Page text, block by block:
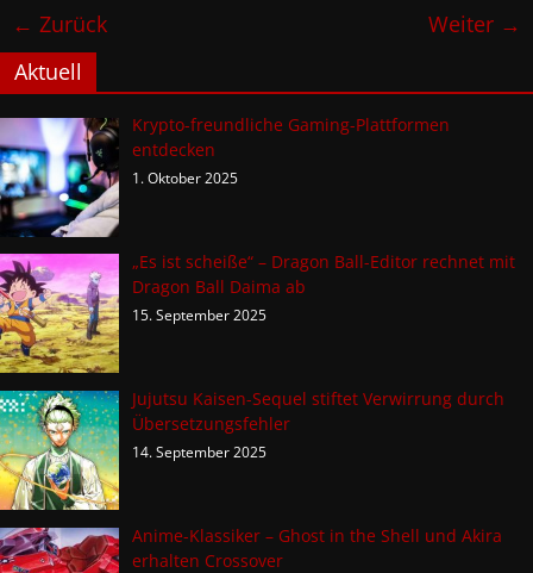
← Zurück
Weiter →
Aktuell
Krypto-freundliche Gaming-Plattformen
entdecken
1. Oktober 2025
„Es ist scheiße“ – Dragon Ball-Editor rechnet mit
Dragon Ball Daima ab
15. September 2025
Jujutsu Kaisen-Sequel stiftet Verwirrung durch
Übersetzungsfehler
14. September 2025
Anime-Klassiker – Ghost in the Shell und Akira
erhalten Crossover